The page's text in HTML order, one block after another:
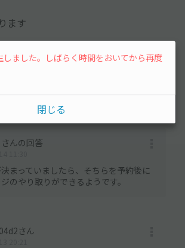
ます
さん
10:23
いです🙇‍♀️
んの回答
まっていましたら、そちらを予約後に
のやり取りができるようです。
さん
しました。しばらく時間をおいてから再度
閉じる